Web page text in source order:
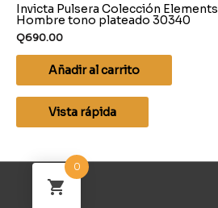
Invicta Pulsera Colección
Hombre tono plateado 30340
Q690.00
Añadir al carrito
Vista rápida
0